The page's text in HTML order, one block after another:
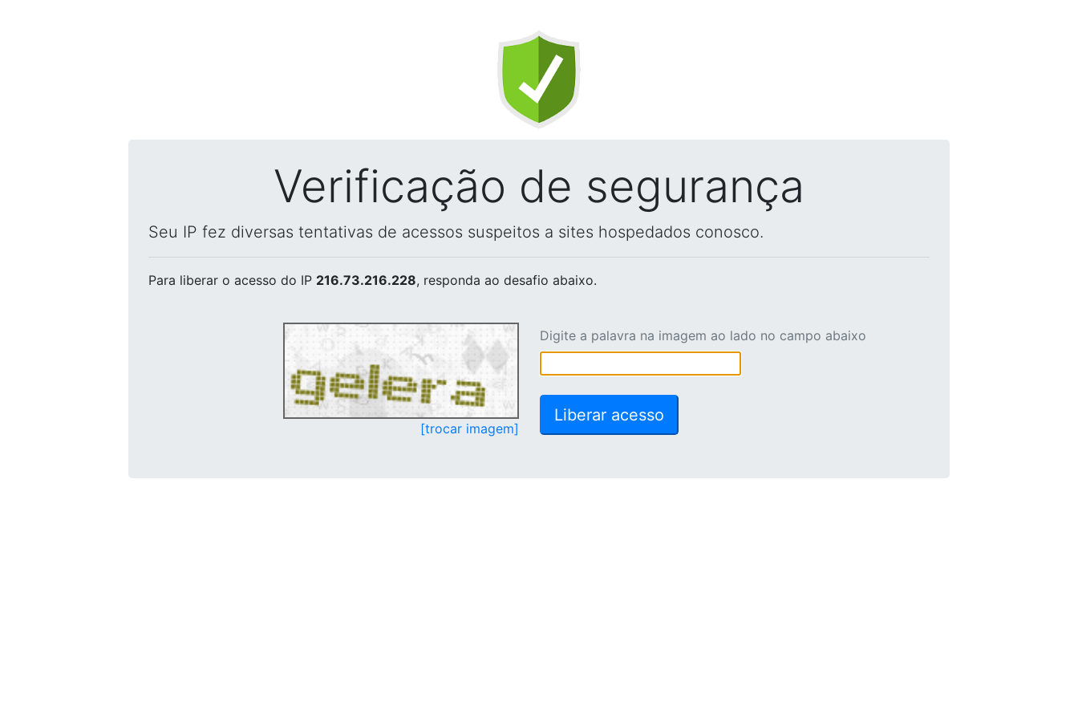
Verificação de segurança
Seu IP fez diversas tentativas de acessos suspeitos a sites hospedados conosco.
Para liberar o acesso do IP 216.73.216.228, responda ao desafio abaixo.
[trocar imagem]
Digite a palavra na imagem ao lado no campo abaixo